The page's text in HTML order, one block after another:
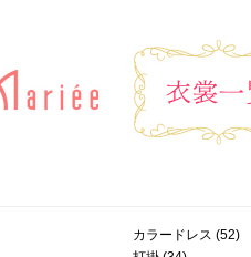
カラードレス (52)